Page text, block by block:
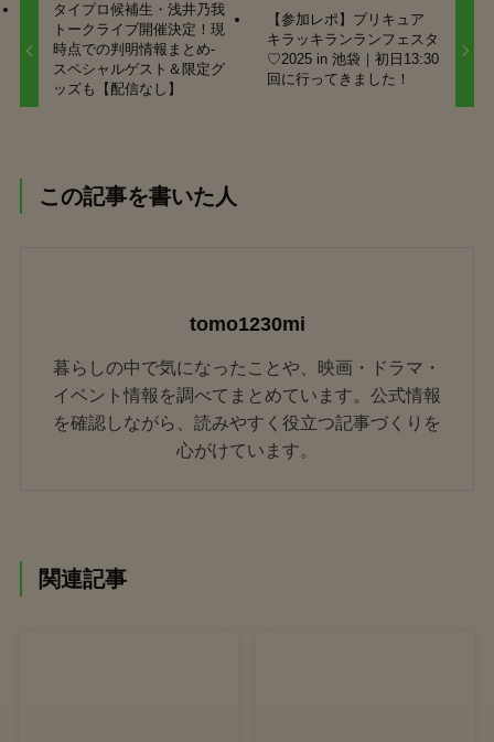
タイプロ候補生・浅井乃我
トークライブ開催決定！現
時点での判明情報まとめ‐
スペシャルゲスト＆限定グ
ッズも【配信なし】
【参加レポ】プリキュア
キラッキランランフェスタ
♡2025 in 池袋｜初日13:30
回に行ってきました！
この記事を書いた人
tomo1230mi
暮らしの中で気になったことや、映画・ドラマ・
イベント情報を調べてまとめています。公式情報
を確認しながら、読みやすく役立つ記事づくりを
心がけています。
関連記事